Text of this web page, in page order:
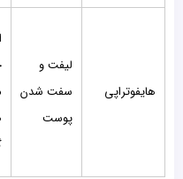
هایفوتراپی
لیفت و
سفت شدن
پوست